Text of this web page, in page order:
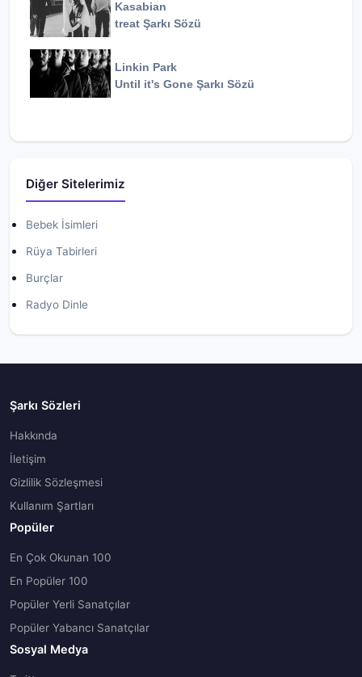
Kasabian
treat Şarkı Sözü
Linkin Park
Until it's Gone Şarkı Sözü
Diğer Sitelerimiz
Bebek İsimleri
Rüya Tabirleri
Burçlar
Radyo Dinle
Şarkı Sözleri
Hakkında
İletişim
Gizlilik Sözleşmesi
Kullanım Şartları
Popüler
En Çok Okunan 100
En Popüler 100
Popüler Yerli Sanatçılar
Popüler Yabancı Sanatçılar
Sosyal Medya